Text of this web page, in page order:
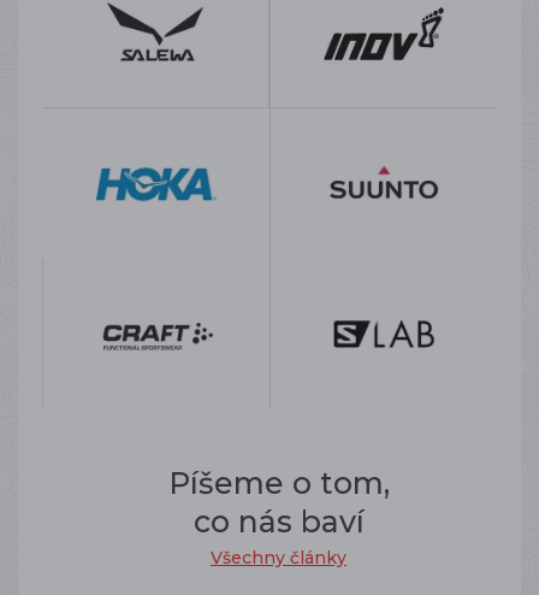
Píšeme o tom,
co nás baví
Všechny články